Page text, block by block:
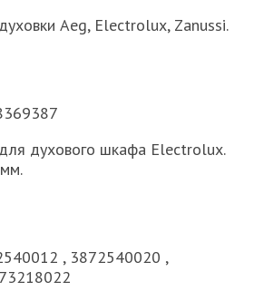
Aeg, Electrolux, Zanussi.
духового шкафа Electrolux.
, 3872540020 ,